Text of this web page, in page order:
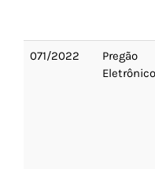
071/2022
Pregão